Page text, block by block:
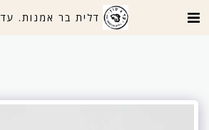
דלית בר אמנות. עד 4 טון